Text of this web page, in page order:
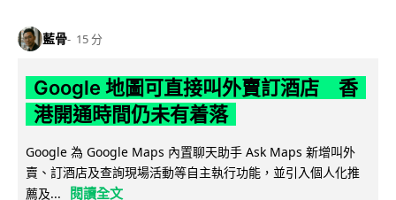
藍骨 15 分
Google 地圖可直接叫外賣訂酒店 香
港開通時間仍未有着落
Google 為 Google Maps 內置聊天助手 Ask Maps 新增叫外
賣、訂酒店及查詢現場活動等自主執行功能，並引入個人化推
薦及...
閱讀全文